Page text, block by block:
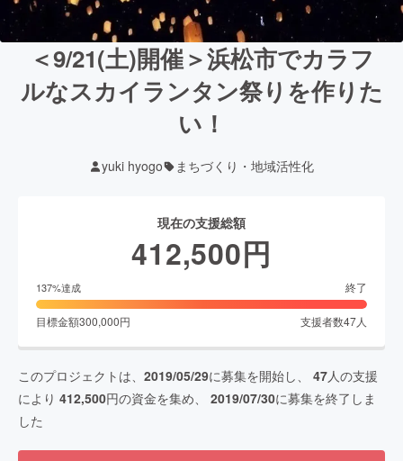
＜9/21(土)開催＞浜松市でカラフ
ルなスカイランタン祭りを作りた
い！
yuki hyogo まちづくり・地域活性化
現在の支援総額
412,500円
137%達成 終了
目標金額300,000円 支援者数47人
このプロジェクトは、 2019/05/29に募集を開始し、 47人の支援
により 412,500円の資金を集め、 2019/07/30に募集を終了しま
した